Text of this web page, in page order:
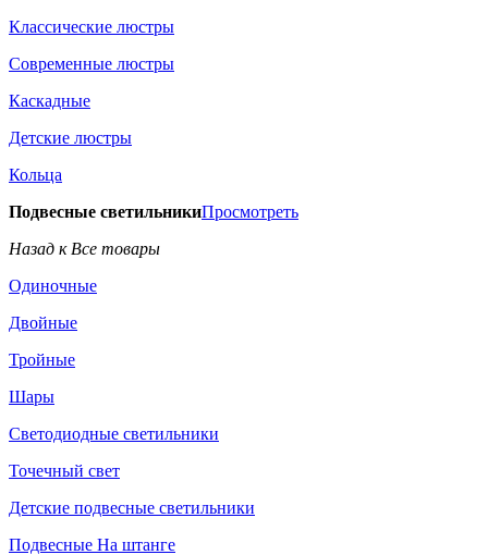
Классические люстры
Современные люстры
Каскадные
Детские люстры
Кольца
Подвесные светильникиПросмотреть
Назад к Все товары
Одиночные
Двойные
Тройные
Шары
Светодиодные светильники
Точечный свет
Детские подвесные светильники
Подвесные На штанге